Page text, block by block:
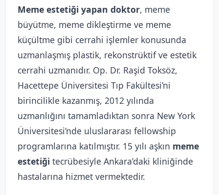
Meme estetiği yapan doktor, meme
büyütme, meme dikleştirme ve meme
küçültme gibi cerrahi işlemler konusunda
uzmanlaşmış plastik, rekonstrüktif ve estetik
cerrahi uzmanıdır. Op. Dr. Raşid Toksöz,
Hacettepe Üniversitesi Tıp Fakültesi’ni
birincilikle kazanmış, 2012 yılında
uzmanlığını tamamladıktan sonra New York
Üniversitesi’nde uluslararası fellowship
programlarına katılmıştır. 15 yılı aşkın meme
estetiği tecrübesiyle Ankara’daki kliniğinde
hastalarına hizmet vermektedir.